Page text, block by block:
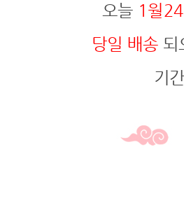
오늘 1월
당일 배송 되
기